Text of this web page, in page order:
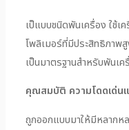
เป็แบบชนิดพันเครื่อง ใช้เ
โพลิเมอร์ที่มีประสิทธิภา
เป็นมาตรฐานสำหรับพันเค
คุณสมบัติ ความโดดเด่น
ถูกออกแบบมาให้มีหลากห